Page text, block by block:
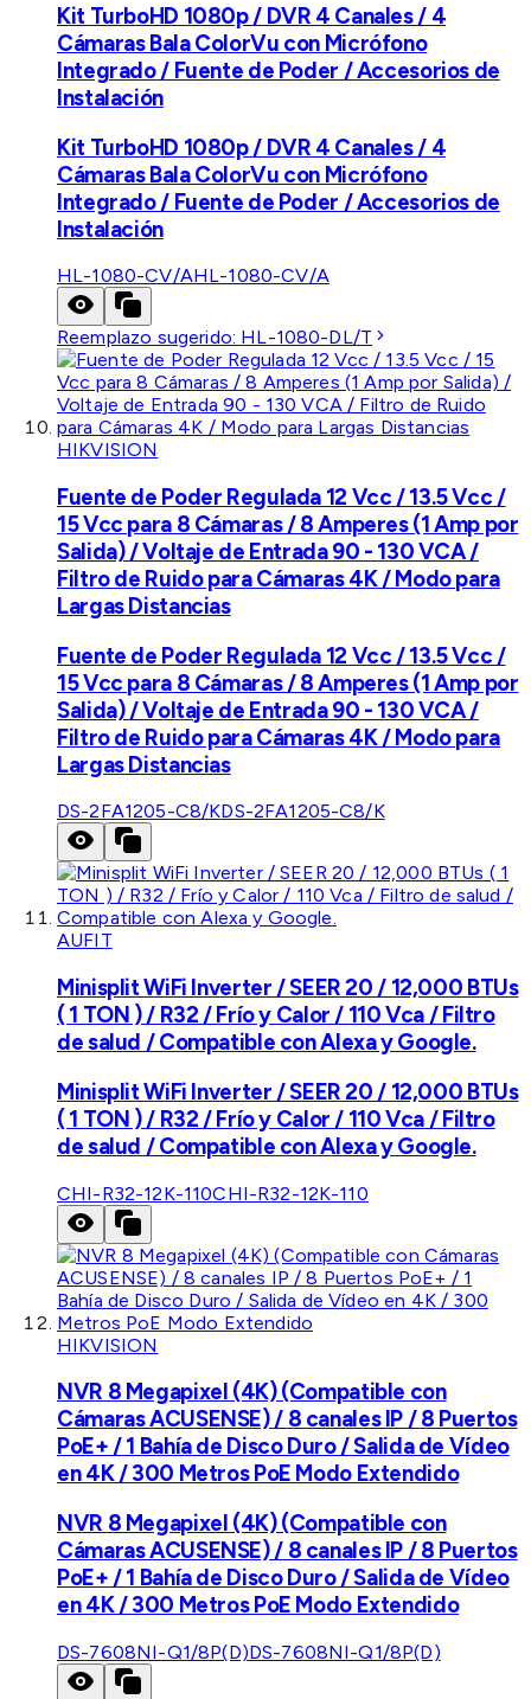
Kit TurboHD 1080p / DVR 4 Canales / 4
Cámaras Bala ColorVu con Micrófono
Integrado / Fuente de Poder / Accesorios de
Instalación
Kit TurboHD 1080p / DVR 4 Canales / 4
Cámaras Bala ColorVu con Micrófono
Integrado / Fuente de Poder / Accesorios de
Instalación
HL-1080-CV/AHL-1080-CV/A
Reemplazo sugerido: HL-1080-DL/T
HIKVISION
Fuente de Poder Regulada 12 Vcc / 13.5 Vcc /
15 Vcc para 8 Cámaras / 8 Amperes (1 Amp por
Salida) / Voltaje de Entrada 90 - 130 VCA /
Filtro de Ruido para Cámaras 4K / Modo para
Largas Distancias
Fuente de Poder Regulada 12 Vcc / 13.5 Vcc /
15 Vcc para 8 Cámaras / 8 Amperes (1 Amp por
Salida) / Voltaje de Entrada 90 - 130 VCA /
Filtro de Ruido para Cámaras 4K / Modo para
Largas Distancias
DS-2FA1205-C8/KDS-2FA1205-C8/K
AUFIT
Minisplit WiFi Inverter / SEER 20 / 12,000 BTUs
( 1 TON ) / R32 / Frío y Calor / 110 Vca / Filtro
de salud / Compatible con Alexa y Google.
Minisplit WiFi Inverter / SEER 20 / 12,000 BTUs
( 1 TON ) / R32 / Frío y Calor / 110 Vca / Filtro
de salud / Compatible con Alexa y Google.
CHI-R32-12K-110CHI-R32-12K-110
HIKVISION
NVR 8 Megapixel (4K) (Compatible con
Cámaras ACUSENSE) / 8 canales IP / 8 Puertos
PoE+ / 1 Bahía de Disco Duro / Salida de Vídeo
en 4K / 300 Metros PoE Modo Extendido
NVR 8 Megapixel (4K) (Compatible con
Cámaras ACUSENSE) / 8 canales IP / 8 Puertos
PoE+ / 1 Bahía de Disco Duro / Salida de Vídeo
en 4K / 300 Metros PoE Modo Extendido
DS-7608NI-Q1/8P(D)DS-7608NI-Q1/8P(D)